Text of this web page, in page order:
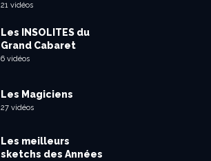
21 vidéos
Les INSOLITES du
Grand Cabaret
6 vidéos
Les Magiciens
27 vidéos
Les meilleurs
sketchs des Années